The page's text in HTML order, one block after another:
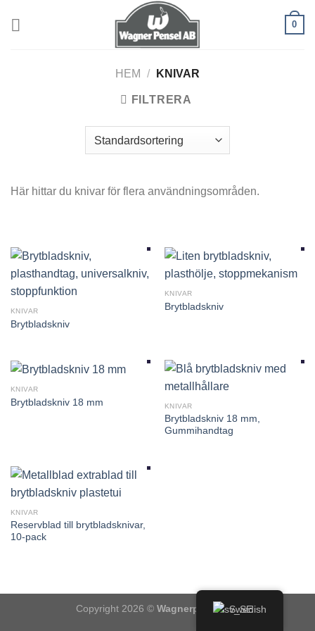
0
HEM / KNIVAR
FILTRERA
Här hittar du knivar för flera användningsområden.
KNIVAR
Brytbladskniv
KNIVAR
Brytbladskniv
KNIVAR
Brytbladskniv 18 mm KNIVAR
Brytbladskniv 18 mm,
Gummihandtag
KNIVAR
Reservblad till brytbladsknivar,
10-pack
Copyright 2026 © Wagnerpensel.seSwedish